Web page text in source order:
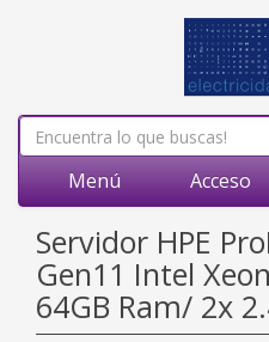
Menú Acceso
Servidor HPE
Gen11 Intel
64GB Ram/ 2x